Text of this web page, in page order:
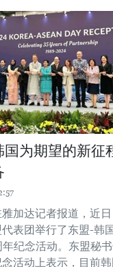
国为期望的新征
加达记者报道，近日
表团举行了东盟-韩
年纪念活动。东盟秘
活动上表示，目前